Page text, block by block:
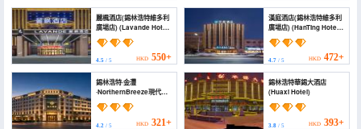
麗楓酒店(錫林浩特維多利
廣場店) (Lavande Hotel
(Xilinhot Victoria Plaza))
4.5 / 5 HKD 550+
漢庭酒店(錫林浩特維多利
廣場店) (HanTing Hotel
(Xilinhot Victoria Plaza))
4.7/ 5 HKD 472+
錫林浩特·金灃
·NorthernBreeze現代簡
約設計酒店(維多利廣場店)
(Xilinhot Jinfeng Hotel)
4.2 / 5 HKD 321+
錫林浩特華錫大酒店
(Huaxi Hotel)
3.8/ 5 HKD 393+